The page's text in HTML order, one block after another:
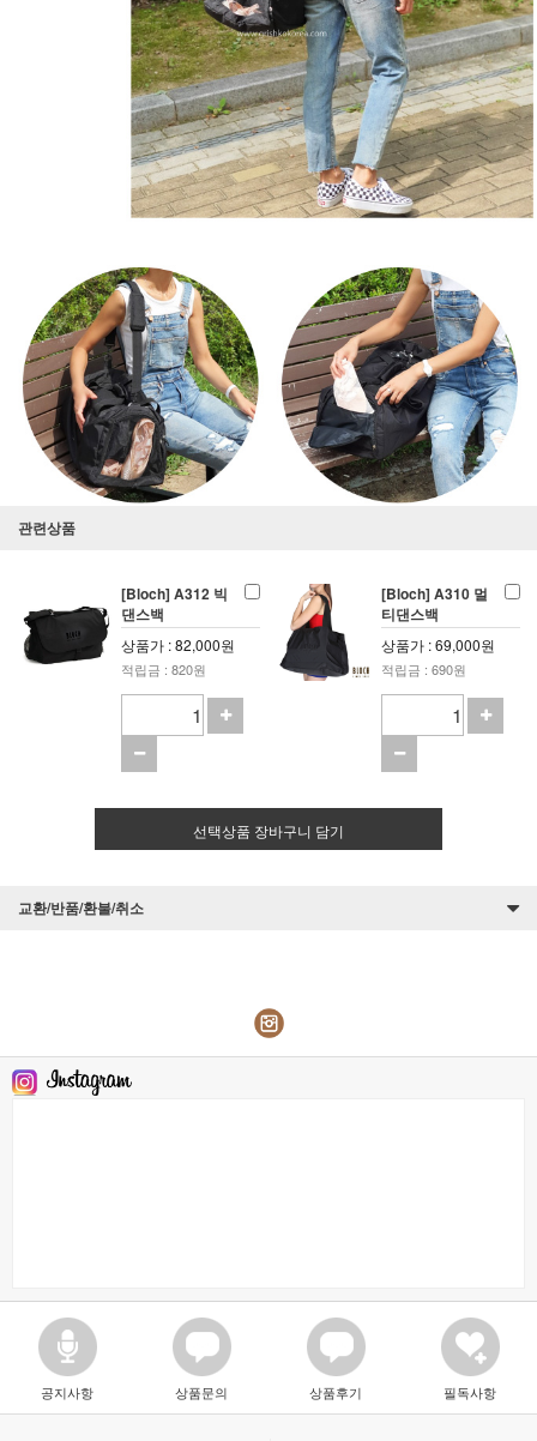
관련상품
[Bloch] A312 빅
댄스백
상품가 : 82,000원
적립금 : 820원
[Bloch] A310 멀
티댄스백
상품가 : 69,000원
적립금 : 690원
선택상품 장바구니 담기
교환/반품/환불/취소
공지사항 상품문의 상품후기 필독사항